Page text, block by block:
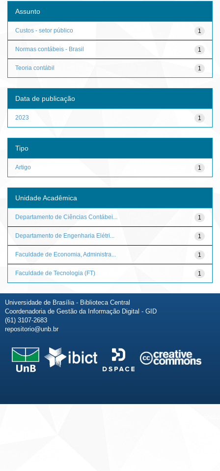
Assunto
1
Custos - setor público
1
Normas contábeis - Brasil
1
Teoria contábil
Data de publicação
1
2023
Tipo
1
Artigo
Unidade Acadêmica
1
Departamento de Ciências Contábei...
1
Departamento de Engenharia Elétri...
1
Faculdade de Economia, Administra...
1
Faculdade de Tecnologia (FT)
Universidade de Brasília - Biblioteca Central
Coordenadoria de Gestão da Informação Digital - GID
(61) 3107-2683
repositorio@unb.br